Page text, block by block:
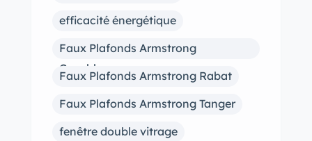
efficacité énergétique
Faux Plafonds Armstrong
Casablanca
Faux Plafonds Armstrong Rabat
Faux Plafonds Armstrong Tanger
fenêtre double vitrage